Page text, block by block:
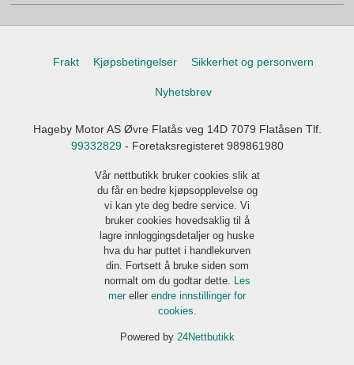
Frakt Kjøpsbetingelser Sikkerhet og personvern
Nyhetsbrev
Hageby Motor AS Øvre Flatås veg 14D 7079 Flatåsen Tlf.
99332829- Foretaksregisteret 989861980
Vår nettbutikk bruker cookies slik at
du får en bedre kjøpsopplevelse og
vi kan yte deg bedre service. Vi
bruker cookies hovedsaklig til å
lagre innloggingsdetaljer og huske
hva du har puttet i handlekurven
din. Fortsett å bruke siden som
normalt om du godtar dette. Les
mer eller endre innstillinger for
cookies.
Powered by 24Nettbutikk